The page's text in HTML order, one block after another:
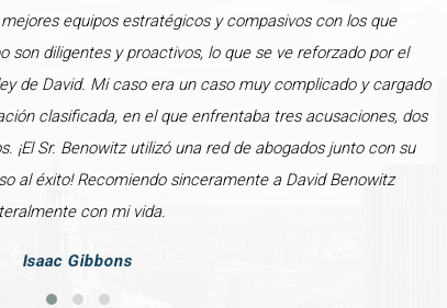
equipos estratégicos y compasivos con los que
son diligentes y proactivos, lo que se ve reforzado por el
de David. Mi caso era un caso muy complicado y cargado
clasificada, en el que enfrentaba tres acusaciones, dos
¡El Sr. Benowitz utilizó una red de abogados junto con su
al éxito! Recomiendo sinceramente a David Benowitz
con mi vida.
Isaac Gibbons